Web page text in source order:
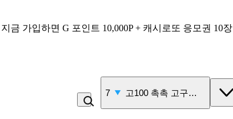
지금 가입하면 G 포인트 10,000P + 캐시로또 응모권 10장
7 고100 촉촉 고구마 스틱